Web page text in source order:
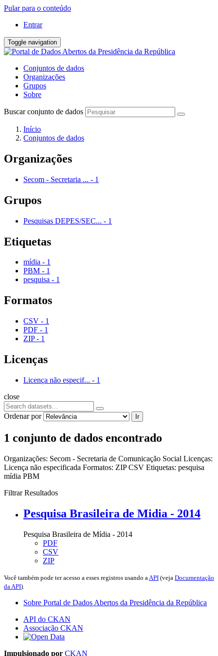
Pular para o conteúdo
Entrar
Toggle navigation
Conjuntos de dados
Organizações
Grupos
Sobre
Buscar conjunto de dados
Início
Conjuntos de dados
Organizações
Secom - Secretaria ... - 1
Grupos
Pesquisas DEPES/SEC... - 1
Etiquetas
mídia - 1
PBM - 1
pesquisa - 1
Formatos
CSV - 1
PDF - 1
ZIP - 1
Licenças
Licença não especif... - 1
close
Ordenar por Ir
1 conjunto de dados encontrado
Organizações: Secom - Secretaria de Comunicação Social Licenças:
Licença não especificada Formatos: ZIPCSV Etiquetas: pesquisa
mídia PBM
Filtrar Resultados
Pesquisa Brasileira de Midia - 2014
Pesquisa Brasileira de Mídia - 2014
PDF
CSV
ZIP
Você também pode ter acesso a esses registros usando a API (veja Documentação
da API).
Sobre Portal de Dados Abertos da Presidência da República
API do CKAN
Associação CKAN
Impulsionado por CKAN